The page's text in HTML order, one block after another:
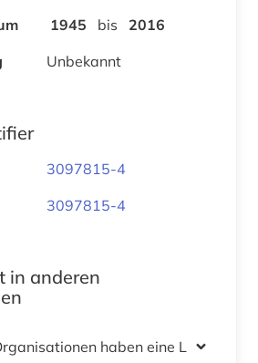
1945 bis
2016
Unbekannt
3097815-4
3097815-4
in anderen
haben eine Lizenz